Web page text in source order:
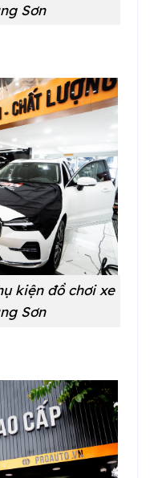
Sơn
kiện đồ chơi xe
Sơn